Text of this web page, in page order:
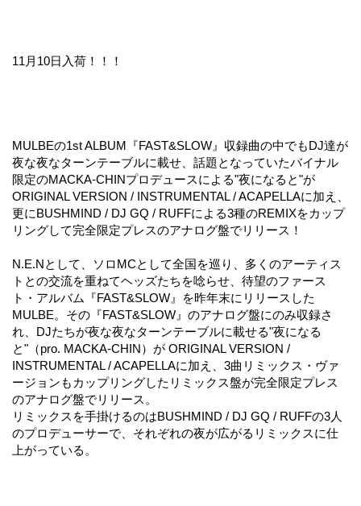
11月10日入荷！！！
MULBEの1st ALBUM『FAST&SLOW』収録曲の中でもDJ達が
夜な夜なターンテーブルに載せ、話題となっていたバイナル
限定のMACKA-CHINプロデュースによる"夜になると"が
ORIGINAL VERSION / INSTRUMENTAL / ACAPELLAに加え、
更にBUSHMIND / DJ GQ / RUFFによる3種のREMIXをカップ
リングして完全限定プレスのアナログ盤でリリース！
N.E.Nとして、ソロMCとして全国を巡り、多くのアーティス
トとの交流を重ねてヘッズたちを唸らせ、待望のファース
ト・アルバム『FAST&SLOW』を昨年末にリリースした
MULBE。その『FAST&SLOW』のアナログ盤にのみ収録さ
れ、DJたちが夜な夜なターンテーブルに載せる"夜になる
と"（pro. MACKA-CHIN）が ORIGINAL VERSION /
INSTRUMENTAL / ACAPELLAに加え、3曲リミックス・ヴァ
ージョンもカップリングしたリミックス盤が完全限定プレス
のアナログ盤でリリース。
リミックスを手掛けるのはBUSHMIND / DJ GQ / RUFFの3人
のプロデューサーで、それぞれの夜が広がるリミックスに仕
上がっている。